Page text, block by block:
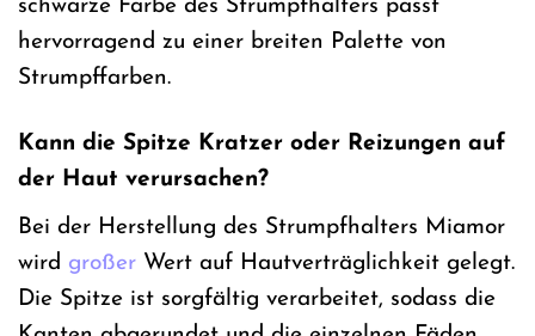
schwarze Farbe des Strumpfhalters passt
hervorragend zu einer breiten Palette von
Strumpffarben.
Kann die Spitze Kratzer oder Reizungen auf
der Haut verursachen?
Bei der Herstellung des Strumpfhalters Miamor
wird großer Wert auf Hautverträglichkeit gelegt.
Die Spitze ist sorgfältig verarbeitet, sodass die